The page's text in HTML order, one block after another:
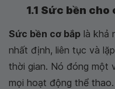
1.1 Sức bền cho
Sức bền cơ bắp là khả
nhất định, liên tục và
thời gian. Nó đóng một
mọi hoạt động thể